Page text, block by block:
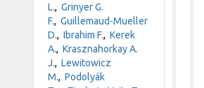
L.,Grinyer G.
F.,Guillemaud-Mueller
D.,Ibrahim F.,Kerek
A.,Krasznahorkay A.
J.,Lewitowicz
M.,Podolyák